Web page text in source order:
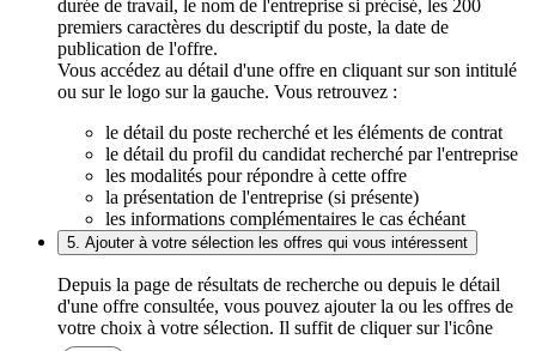
durée de travail, le nom de l'entreprise si précisé, les 200
premiers caractères du descriptif du poste, la date de
publication de l'offre.
Vous accédez au détail d'une offre en cliquant sur son intitulé
ou sur le logo sur la gauche. Vous retrouvez :
le détail du poste recherché et les éléments de contrat
le détail du profil du candidat recherché par l'entreprise
les modalités pour répondre à cette offre
la présentation de l'entreprise (si présente)
les informations complémentaires le cas échéant
5. Ajouter à votre sélection les offres qui vous intéressent
Depuis la page de résultats de recherche ou depuis le détail
d'une offre consultée, vous pouvez ajouter la ou les offres de
votre choix à votre sélection. Il suffit de cliquer sur l'icône